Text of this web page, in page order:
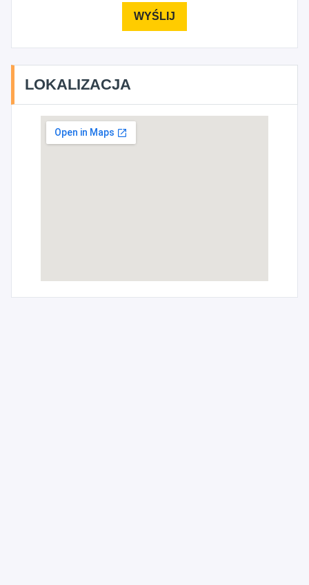
LOKALIZACJA